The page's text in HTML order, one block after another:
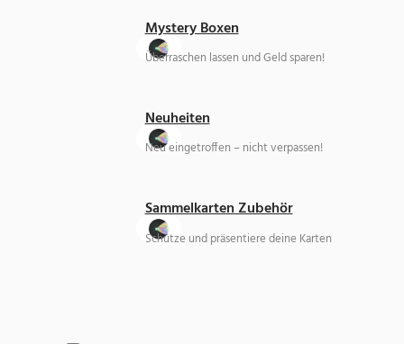
Mystery Boxen
Überraschen lassen und Geld sparen!
Neuheiten
Neu eingetroffen – nicht verpassen!
Sammelkarten Zubehör
Schütze und präsentiere deine Karten